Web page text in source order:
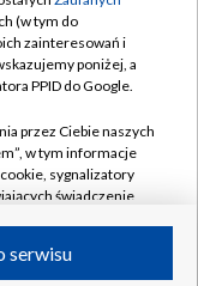
w likwidacji
(w tym do
zainteresowań i
poniżej, a
PPID do Google.
przez Ciebie naszych
w tym informacje
sygnalizatory
świadczenie
serwisu